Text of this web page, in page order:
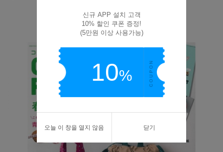
부띠끄사CF93
신규 APP 설치 고객
10% 할인 쿠폰 증정!
(5만원 이상 사용가능)
10%
오늘 이 창을 열지 않음 닫기